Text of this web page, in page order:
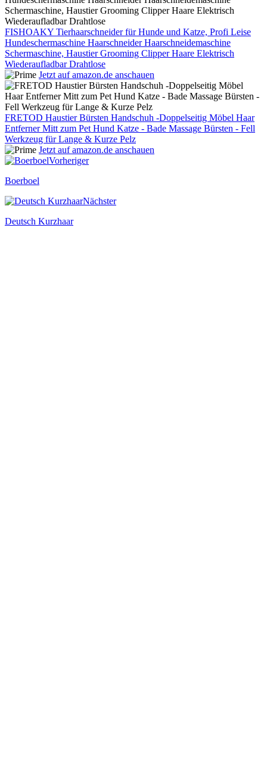
FISHOAKY Tierhaarschneider für Hunde und Katze, Profi Leise
Hundeschermaschine Haarschneider Haarschneidemaschine
Schermaschine, Haustier Grooming Clipper Haare Elektrisch
Wiederaufladbar Drahtlose
Jetzt auf amazon.de anschauen
FRETOD Haustier Bürsten Handschuh -Doppelseitig Möbel Haar
Entferner Mitt zum Pet Hund Katze - Bade Massage Bürsten - Fell
Werkzeug für Lange & Kurze Pelz
Jetzt auf amazon.de anschauen
Vorheriger
Boerboel
Nächster
Deutsch Kurzhaar